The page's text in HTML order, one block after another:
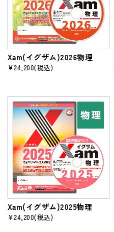
Xam(イグザム)2026物理
¥24,200(税込)
Xam(イグザム)2025物理
¥24,200(税込)